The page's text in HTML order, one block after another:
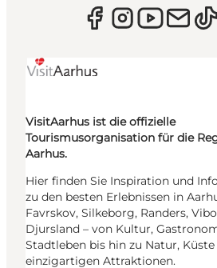
VisitAarhus ist die offizielle
Tourismusorganisation für die
Aarhus.
Hier finden Sie Inspiration und
zu den besten Erlebnissen in
Favrskov, Silkeborg, Randers,
Djursland – von Kultur,
Stadtleben bis hin zu Natur,
einzigartigen Attraktionen.